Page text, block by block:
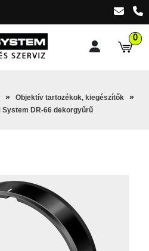
0
Objektív tartozékok, kiegészítők
System DR-66 dekorgyűrű